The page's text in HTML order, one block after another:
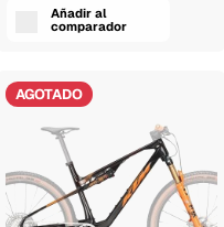
Añadir al
comparador
AGOTADO